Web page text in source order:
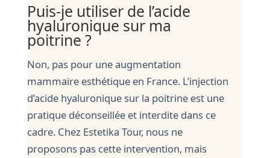
Puis-je utiliser de l’acide
hyaluronique sur ma
poitrine ?
Non, pas pour une augmentation
mammaire esthétique en France. L’injection
d’acide hyaluronique sur la poitrine est une
pratique déconseillée et interdite dans ce
cadre. Chez Estetika Tour, nous ne
proposons pas cette intervention, mais